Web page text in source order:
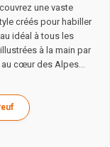
une vaste
créés pour habiller
idéal à tous les
à la main par
au cœur des Alpes...